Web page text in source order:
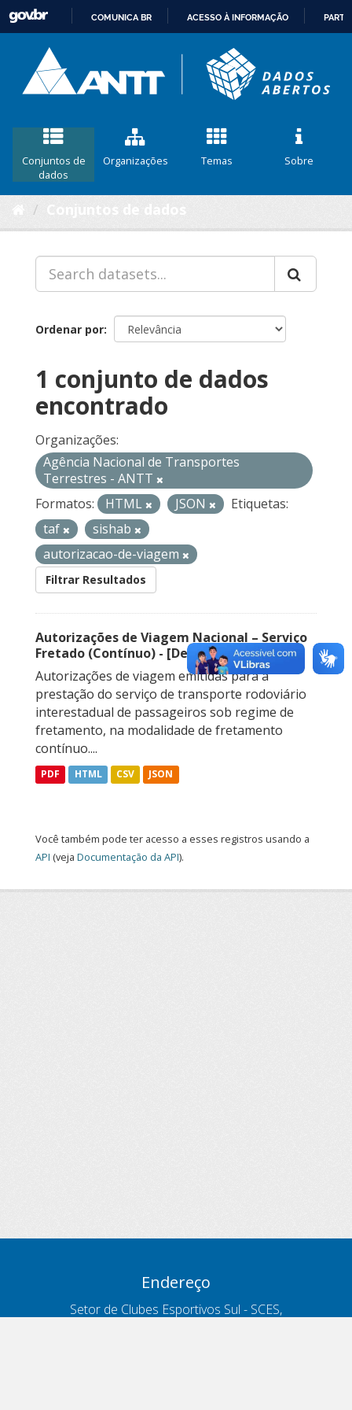
CONTEÚDO
COMUNICA BR ACESSO À INFORMAÇÃO
Conjuntos de
dados
Organizações Temas Sobre
Ordenar por
1 conjunto de dados
encontrado
Organizações:
Agência Nacional de Transportes
Terrestres - ANTT
Formatos:
HTML JSON
Etiquetas:
taf
sishab
autorizacao-de-viagem
Filtrar Resultados
Autorizações de Viagem Nacional – Serviço
Fretado (Contínuo) - [Descontinuado]
Autorizações de viagem emitidas para a
prestação do serviço de transporte rodoviário
interestadual de passageiros sob regime de
fretamento, na modalidade de fretamento
contínuo....
PDF HTML CSV JSON
Você também pode ter acesso a esses registros usando a
API (veja Documentação da API).
Endereço
Setor de Clubes Esportivos Sul - SCES,